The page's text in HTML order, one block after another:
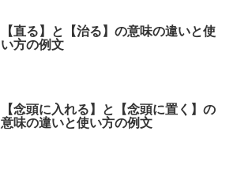
【直る】と【治る】の意味の違いと使
い方の例文
【念頭に入れる】と【念頭に置く】の
意味の違いと使い方の例文